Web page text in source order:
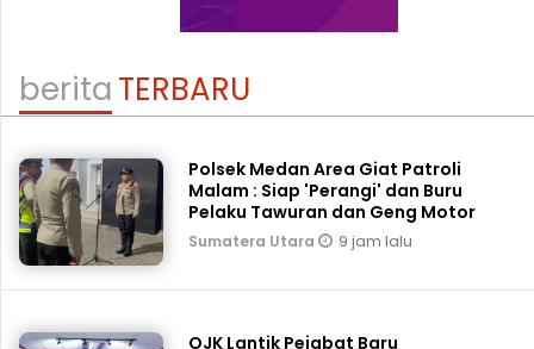
beritaTERBARU
Polsek Medan Area Giat Patroli
Malam : Siap 'Perangi' dan Buru
Pelaku Tawuran dan Geng Motor
Sumatera Utara 9 jam lalu
OJK Lantik Pejabat Baru